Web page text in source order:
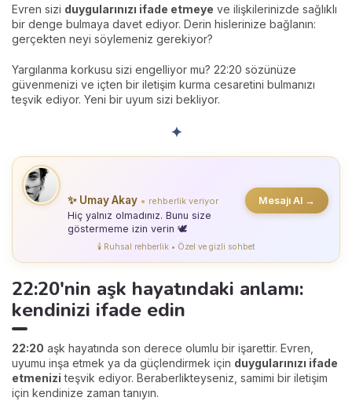
Evren sizi duygularınızı ifade etmeye ve ilişkilerinizde sağlıklı
bir denge bulmaya davet ediyor. Derin hislerinize bağlanın:
gerçekten neyi söylemeniz gerekiyor?
Yargılanma korkusu sizi engelliyor mu? 22:20 sözünüze
güvenmenizi ve içten bir iletişim kurma cesaretini bulmanızı
teşvik ediyor. Yeni bir uyum sizi bekliyor.
✦
✨ Umay Akay ● rehberlik veriyor
Hiç yalnız olmadınız. Bunu size
göstermeme izin verin 🕊️
Mesajı Al →
🕯️ Ruhsal rehberlik • Özel ve gizli sohbet
22:20'nin aşk hayatındaki anlamı:
kendinizi ifade edin
22:20 aşk hayatında son derece olumlu bir işarettir. Evren,
uyumu inşa etmek ya da güçlendirmek için duygularınızı ifade
etmenizi teşvik ediyor. Beraberlikteyseniz, samimi bir iletişim
için kendinize zaman tanıyın.